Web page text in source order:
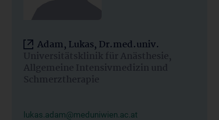
Adam, Lukas, Dr.med.univ.
Universitätsklinik für Anästhesie,
Allgemeine Intensivmedizin und
Schmerztherapie
lukas.adam@meduniwien.ac.at